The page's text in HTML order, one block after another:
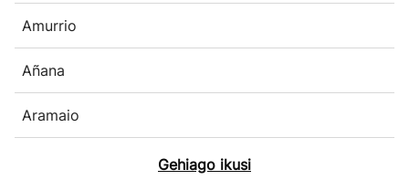
Amurrio
Añana
Aramaio
Gehiago ikusi